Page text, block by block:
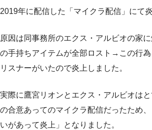
2019年に配信した「マイクラ配信」にて
原因は同事務所のエクス・アルビオの家
の手持ちアイテムが全部ロスト→この行
リスナーがいたので炎上しました。
実際に鷹宮リオンとエクス・アルビオは
の合意あってのマイクラ配信だったため
いがあって炎上」となりました。